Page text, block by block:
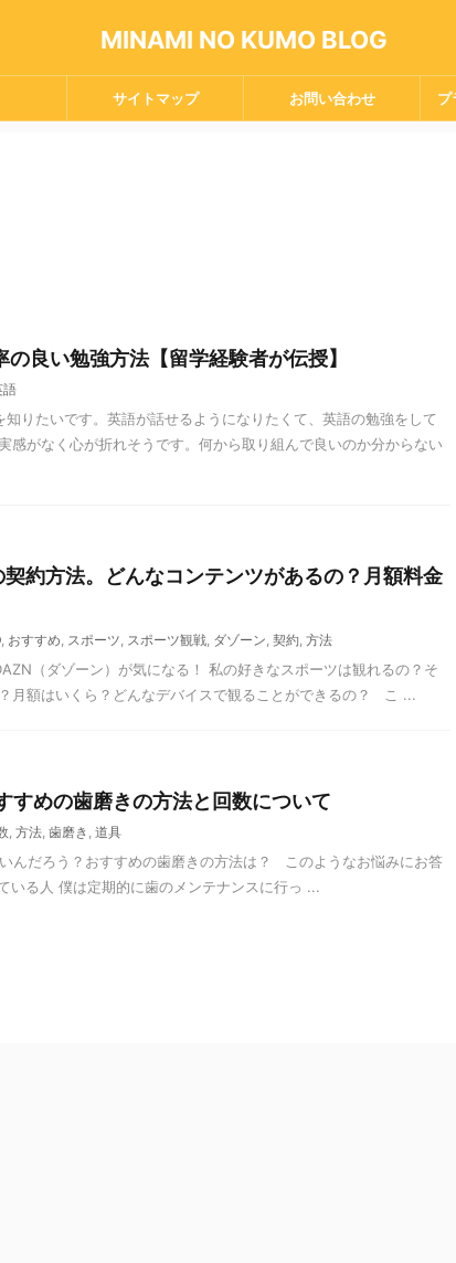
MINAMI NO KUMO BLOG
サイトマップ お問い合わせ プ
の良い勉強方法【留学経験者が伝授】
語
りたいです。英語が話せるようになりたくて、英語の勉強をして
感がなく心が折れそうです。何から取り組んで良いのか分からない
約方法。どんなコンテンツがあるの？月額料金
, おすすめ, スポーツ, スポーツ観戦, ダゾーン, 契約, 方法
（ダゾーン）が気になる！ 私の好きなスポーツは観れるの？そ
月額はいくら？どんなデバイスで観ることができるの？ こ ...
すめの歯磨きの方法と回数について
, 方法, 歯磨き , 道具
んだろう？おすすめの歯磨きの方法は？ このようなお悩みにお答
る人 僕は定期的に歯のメンテナンスに行っ ...